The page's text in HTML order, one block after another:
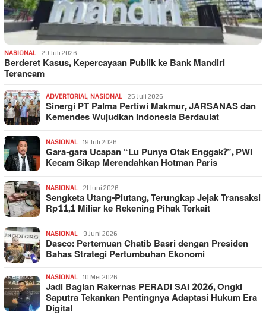
NASIONAL 29 Juli 2026
Berderet Kasus, Kepercayaan Publik ke Bank Mandiri
Terancam
ADVERTORIAL, NASIONAL 25 Juli 2026
Sinergi PT Palma Pertiwi Makmur, JARSANAS dan
Kemendes Wujudkan Indonesia Berdaulat
NASIONAL 19 Juli 2026
Gara-gara Ucapan “Lu Punya Otak Enggak?”, PWI
Kecam Sikap Merendahkan Hotman Paris
NASIONAL 21 Juni 2026
Sengketa Utang-Piutang, Terungkap Jejak Transaksi
Rp11,1 Miliar ke Rekening Pihak Terkait
NASIONAL 9 Juni 2026
Dasco: Pertemuan Chatib Basri dengan Presiden
Bahas Strategi Pertumbuhan Ekonomi
NASIONAL 10 Mei 2026
Jadi Bagian Rakernas PERADI SAI 2026, Ongki
Saputra Tekankan Pentingnya Adaptasi Hukum Era
Digital